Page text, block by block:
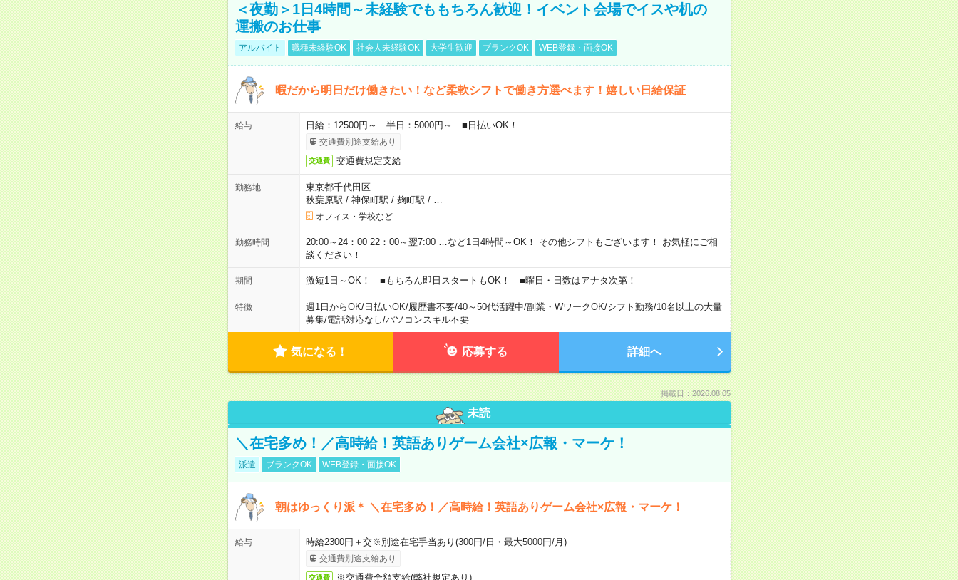
＜夜勤＞1日4時間～未経験でももちろん歓迎！イベント会場でイスや机の
運搬のお仕事
アルバイト 職種未経験OK 社会人未経験OK 大学生歓迎 ブランクOK WEB登録・面接OK
暇だから明日だけ働きたい！など柔軟シフトで働き方選べます！嬉しい日給保証
給与 日給：12500円～ 半日：5000円～ ■日払いOK！
交通費別途支給あり
交通費 交通費規定支給
勤務地
東京都千代田区
秋葉原駅 / 神保町駅 / 麹町駅 /
オフィス・学校など
勤務時間
20:00～24：00 22：00～翌7:00 …など1日4時間～OK！ その他シフトもございます！ お気軽にご相
談ください！
期間 激短1日～OK！ ■もちろん即日スタートもOK！ ■曜日・日数はアナタ次第！
特徴 週1日からOK/日払いOK/履歴書不要/40～50代活躍中/副業・WワークOK/シフト勤務/10名以上の大量
募集/電話対応なし/パソコンスキル不要
気になる！ 応募する 詳細へ
掲載日：2026.08.05
未読
＼在宅多め！／高時給！英語ありゲーム会社×広報・マーケ！
派遣 ブランクOK WEB登録・面接OK
朝はゆっくり派＊ ＼在宅多め！／高時給！英語ありゲーム会社×広報・マーケ！
給与 時給2300円＋交※別途在宅手当あり(300円/日・最大5000円/月)
交通費別途支給あり
交通費 ※交通費全額支給(弊社規定あり)